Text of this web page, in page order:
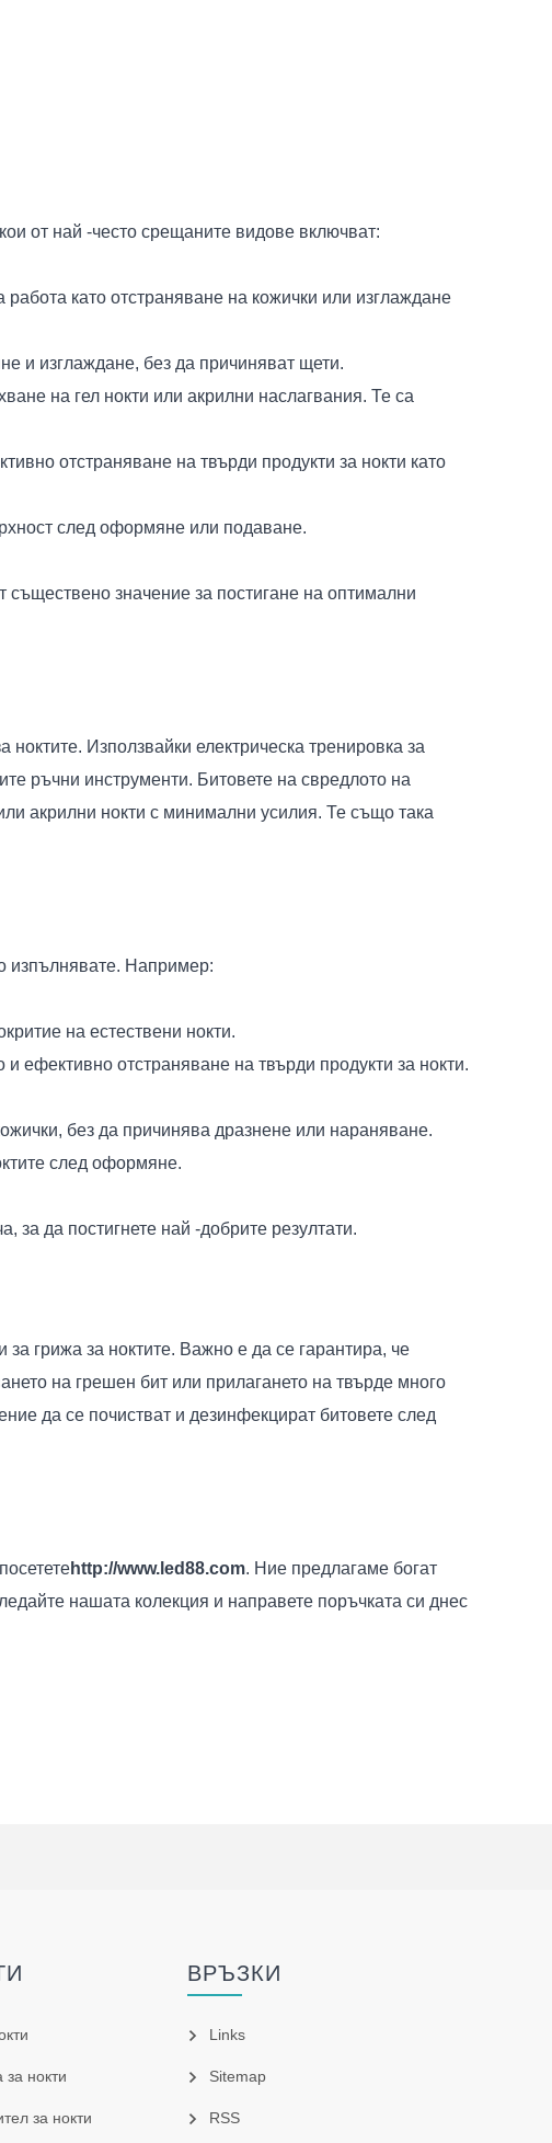
от най -често срещаните видове включват:
като отстраняване на кожички или изглаждане
и изглаждане, без да причиняват щети.
на гел нокти или акрилни наслагвания. Те са
отстраняване на твърди продукти за нокти като
след оформяне или подаване.
съществено значение за постигане на оптимални
Използвайки електрическа тренировка за
ръчни инструменти. Битовете на свредлото на
акрилни нокти с минимални усилия. Те също така
изпълнявате. Например:
на естествени нокти.
ефективно отстраняване на твърди продукти за нокти.
без да причинява дразнене или нараняване.
след оформяне.
за да постигнете най -добрите резултати.
грижа за ноктите. Важно е да се гарантира, че
на грешен бит или прилагането на твърде много
да се почистват и дезинфекцират битовете след
http://www.led88.com. Ние предлагаме богат
нашата колекция и направете поръчката си днес
нокти
за нокти
ВРЪЗКИ
Links
Sitemap
RSS